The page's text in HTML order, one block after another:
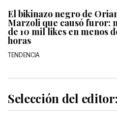
El bikinazo negro de
Marzoli que causó furor:
de 10 mil likes en menos
horas
TENDENCIA
Selección del editor: